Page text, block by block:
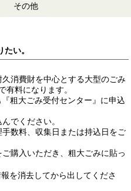
その他
い。
消費財を中心とする大型のごみ
有料になります。
粗大ごみ受付センター』に申込
でください。
数料、収集日または持込日をご
購入いただき、粗大ごみに貼っ
を消去してから出してくださ